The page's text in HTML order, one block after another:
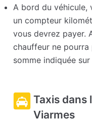
A bord du véhicule,
un compteur
vous devrez payer.
chauffeur ne pourra
somme indiquée
Taxis dans
Viarmes